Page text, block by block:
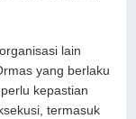
lain
yang berlaku
kepastian
termasuk